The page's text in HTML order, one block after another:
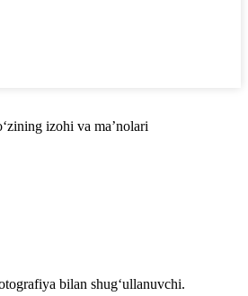
izohi va ma’nolari
bilan shugʻullanuvchi.